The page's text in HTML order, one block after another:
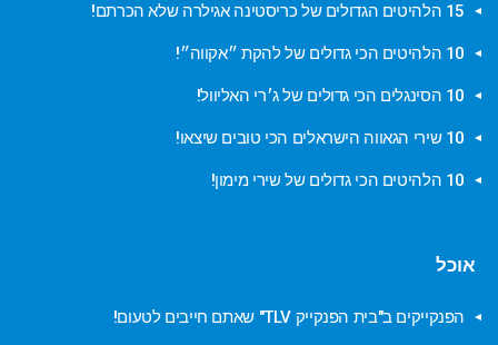
15 הלהיטים הגדולים של כריסטינה אגילרה שלא הכרתם!
10 הלהיטים הכי גדולים של להקת ״אקווה״!
10 הסינגלים הכי גדולים של ג׳רי האליוול!
10 שירי הגאווה הישראלים הכי טובים שיצאו!
10 הלהיטים הכי גדולים של שירי מימון!
אוכל
הפנקייקים ב"בית הפנקייק TLV" שאתם חייבים לטעום!